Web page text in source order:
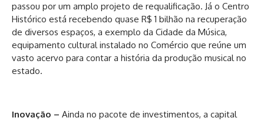
passou por um amplo projeto de requalificação. Já o Centro
Histórico está recebendo quase R$ 1 bilhão na recuperação
de diversos espaços, a exemplo da Cidade da Música,
equipamento cultural instalado no Comércio que reúne um
vasto acervo para contar a história da produção musical no
estado.
Inovação – Ainda no pacote de investimentos, a capital